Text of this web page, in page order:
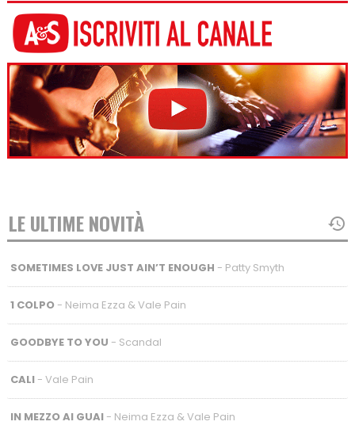
LE ULTIME NOVITÀ
SOMETIMES LOVE JUST AIN’T ENOUGH - Patty Smyth
1 COLPO- Neima Ezza & Vale Pain
GOODBYE TO YOU - Scandal
CALI- Vale Pain
IN MEZZO AI GUAI- Neima Ezza & Vale Pain